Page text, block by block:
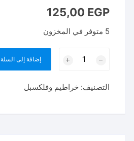
125,00 EGP
5 متوفر في المخزون
مللي
إضافة إلى السلة
التصنيف: خراطيم وفلكسبل